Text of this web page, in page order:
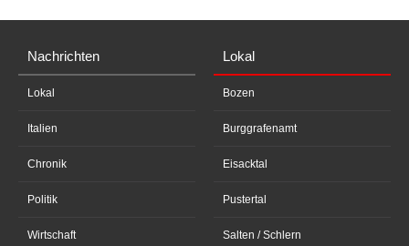
Nachrichten
Lokal
Italien
Chronik
Politik
Wirtschaft
Lokal
Bozen
Burggrafenamt
Eisacktal
Pustertal
Salten / Schlern